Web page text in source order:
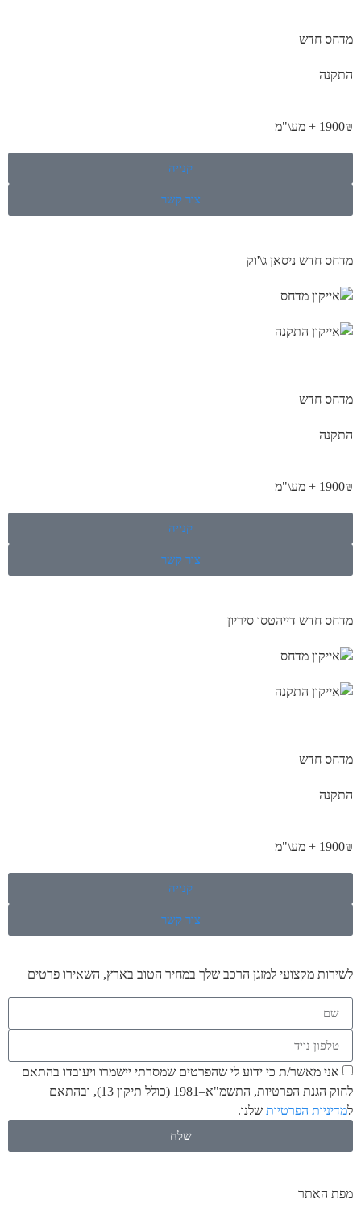
מדחס חדש
התקנה
1900₪ + מע\"מ
קנייה
צור קשר
מדחס חדש ניסאן ג\'וק
מדחס חדש
התקנה
1900₪ + מע\"מ
קנייה
צור קשר
מדחס חדש דייהטסו סיריון
מדחס חדש
התקנה
1900₪ + מע\"מ
קנייה
צור קשר
לשירות מקצועי למזגן הרכב שלך במחיר הטוב בארץ, השאירו פרטים
אני מאשר/ת כי ידוע לי שהפרטים שמסרתי יישמרו ויעובדו בהתאם
לחוק הגנת הפרטיות, התשמ"א–1981 (כולל תיקון 13), ובהתאם
מדיניות הפרטיותשלנו.
שלח
מפת האתר